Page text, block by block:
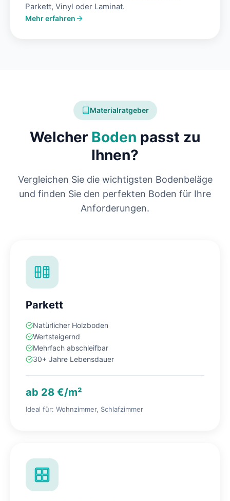
Parkett, Vinyl oder Laminat.
Mehr erfahren
Materialratgeber
Welcher Boden passt zu
Ihnen?
Vergleichen Sie die wichtigsten Bodenbeläge
und finden Sie den perfekten Boden für Ihre
Anforderungen.
Parkett
Natürlicher Holzboden
Wertsteigernd
Mehrfach abschleifbar
30+ Jahre Lebensdauer
ab 28 €/m²
Ideal für: Wohnzimmer, Schlafzimmer